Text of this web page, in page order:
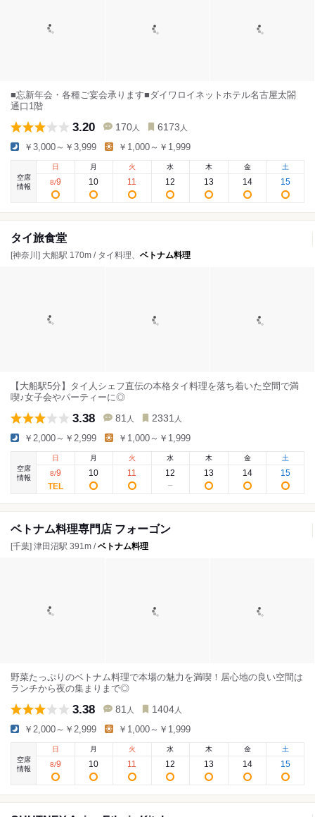
■忘新年会・各種ご宴会承ります■ダイワロイネットホテル名古屋太閤
通口1階
3.20 170 人 6173 人
￥3,000～￥3,999 ￥1,000～￥1,999
空席
情報
日
8/9
月
10
火
11
水
12
木
13
金
14
土
15
タイ旅食堂
[神奈川] 大船駅 170m / タイ料理、 ベトナム料理
【大船駅5分】タイ人シェフ直伝の本格タイ料理を落ち着いた空間で満
喫♪女子会やパーティーに◎
3.38 81 人 2331 人
￥2,000～￥2,999 ￥1,000～￥1,999
空席
情報
日
8/9
月
10
火
11
水
12
木
13
金
14
土
15
ベトナム料理専門店 フォーゴン
[千葉] 津田沼駅 391m /ベトナム料理
野菜たっぷりのベトナム料理で本場の魅力を満喫！居心地の良い空間は
ランチから夜の集まりまで◎
3.38 81 人 1404 人
￥2,000～￥2,999 ￥1,000～￥1,999
空席
情報
日
8/9
月
10
火
11
水
12
木
13
金
14
土
15